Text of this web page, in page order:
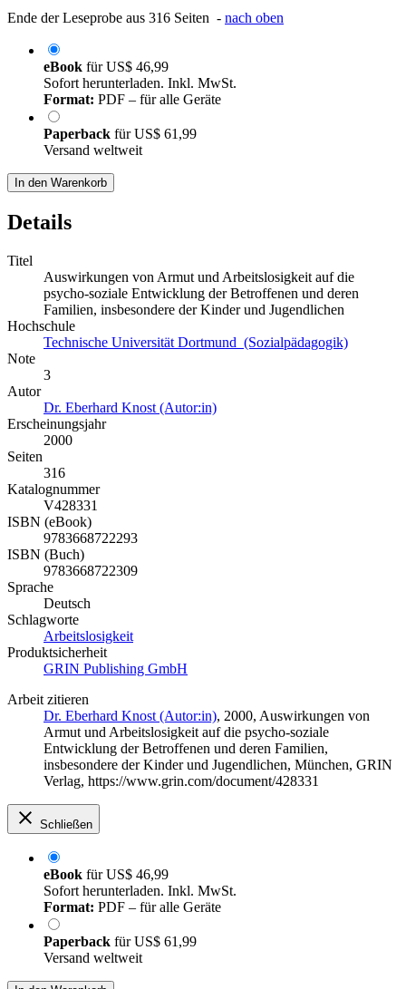
Ende der Leseprobe aus 316 Seiten - nach oben
eBook fürUS$ 46,99
Sofort herunterladen. Inkl. MwSt.
Format: PDF – für alle Geräte
Paperback fürUS$ 61,99
Versand weltweit
In den Warenkorb
Details
Titel
Auswirkungen von Armut und Arbeitslosigkeit auf die
psycho-soziale Entwicklung der Betroffenen und deren
Familien, insbesondere der Kinder und Jugendlichen
Hochschule
Technische Universität Dortmund (Sozialpädagogik)
Note
3
Autor
Dr. Eberhard Knost (Autor:in)
Erscheinungsjahr
2000
Seiten
316
Katalognummer
V428331
ISBN (eBook)
9783668722293
ISBN (Buch)
9783668722309
Sprache
Deutsch
Schlagworte
Arbeitslosigkeit
Produktsicherheit
GRIN Publishing GmbH
Arbeit zitieren
Dr. Eberhard Knost (Autor:in), 2000, Auswirkungen von
Armut und Arbeitslosigkeit auf die psycho-soziale
Entwicklung der Betroffenen und deren Familien,
insbesondere der Kinder und Jugendlichen, München, GRIN
Verlag, https://www.grin.com/document/428331
Schließen
eBook fürUS$ 46,99
Sofort herunterladen. Inkl. MwSt.
Format: PDF – für alle Geräte
Paperback fürUS$ 61,99
Versand weltweit